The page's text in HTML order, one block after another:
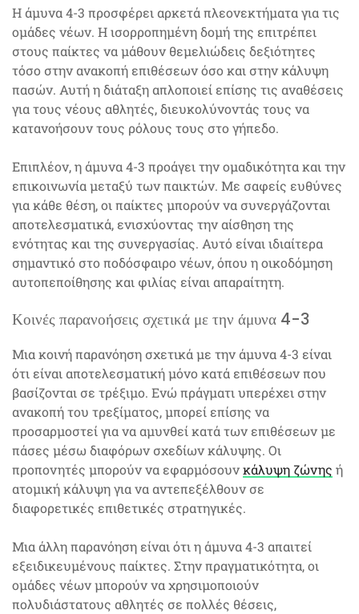
Η άμυνα 4-3 προσφέρει αρκετά πλεονεκτήματα για τις
ομάδες νέων. Η ισορροπημένη δομή της επιτρέπει
στους παίκτες να μάθουν θεμελιώδεις δεξιότητες
τόσο στην ανακοπή επιθέσεων όσο και στην κάλυψη
πασών. Αυτή η διάταξη απλοποιεί επίσης τις αναθέσεις
για τους νέους αθλητές, διευκολύνοντάς τους να
κατανοήσουν τους ρόλους τους στο γήπεδο.
Επιπλέον, η άμυνα 4-3 προάγει την ομαδικότητα και την
επικοινωνία μεταξύ των παικτών. Με σαφείς ευθύνες
για κάθε θέση, οι παίκτες μπορούν να συνεργάζονται
αποτελεσματικά, ενισχύοντας την αίσθηση της
ενότητας και της συνεργασίας. Αυτό είναι ιδιαίτερα
σημαντικό στο ποδόσφαιρο νέων, όπου η οικοδόμηση
αυτοπεποίθησης και φιλίας είναι απαραίτητη.
Κοινές παρανοήσεις σχετικά με την άμυνα 4-3
Μια κοινή παρανόηση σχετικά με την άμυνα 4-3 είναι
ότι είναι αποτελεσματική μόνο κατά επιθέσεων που
βασίζονται σε τρέξιμο. Ενώ πράγματι υπερέχει στην
ανακοπή του τρεξίματος, μπορεί επίσης να
προσαρμοστεί για να αμυνθεί κατά των επιθέσεων με
πάσες μέσω διαφόρων σχεδίων κάλυψης. Οι
προπονητές μπορούν να εφαρμόσουνκάλυψη ζώνης ή
ατομική κάλυψη για να αντεπεξέλθουν σε
διαφορετικές επιθετικές στρατηγικές.
Μια άλλη παρανόηση είναι ότι η άμυνα 4-3 απαιτεί
εξειδικευμένους παίκτες. Στην πραγματικότητα, οι
ομάδες νέων μπορούν να χρησιμοποιούν
πολυδιάστατους αθλητές σε πολλές θέσεις,